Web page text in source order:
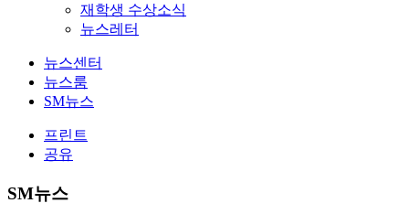
재학생 수상소식
뉴스레터
뉴스센터
뉴스룸
SM뉴스
프린트
공유
SM뉴스